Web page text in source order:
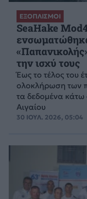
ΕΞΟΠΛΙΣΜΟΙ
SeaHake
την ισχύ τους
Έως το τέλος του
ολοκλήρωση των
τα δεδομένα κάτω
Αιγαίου
30 ΙΟΥΛ. 2026, 05:04